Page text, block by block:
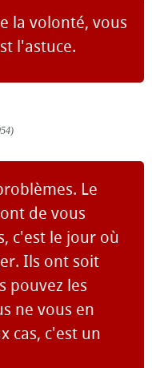
la volonté, vous
l'astuce.
Le
de vous
c'est le jour où
Ils ont soit
pouvez les
ne vous en
cas, c'est un